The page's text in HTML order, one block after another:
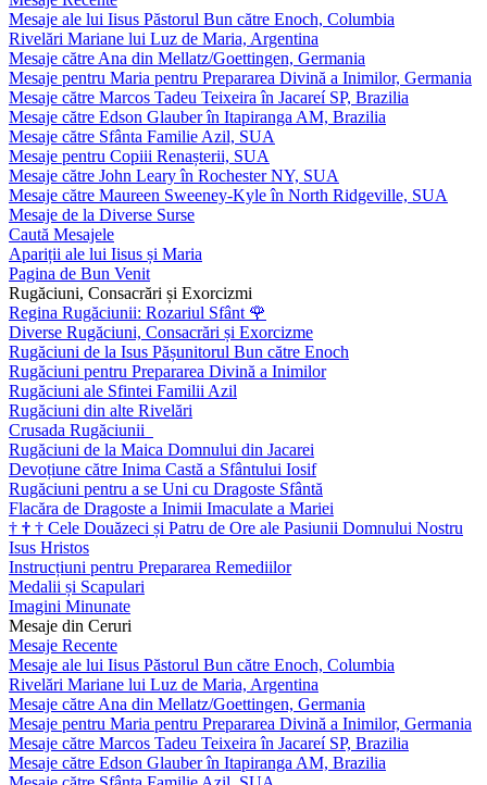
Mesaje ale lui Iisus Păstorul Bun către Enoch, Columbia
Rivelări Mariane lui Luz de Maria, Argentina
Mesaje către Ana din Mellatz/Goettingen, Germania
Mesaje pentru Maria pentru Prepararea Divină a Inimilor, Germania
Mesaje către Marcos Tadeu Teixeira în Jacareí SP, Brazilia
Mesaje către Edson Glauber în Itapiranga AM, Brazilia
Mesaje către Sfânta Familie Azil, SUA
Mesaje pentru Copiii Renașterii, SUA
Mesaje către John Leary în Rochester NY, SUA
Mesaje către Maureen Sweeney-Kyle în North Ridgeville, SUA
Mesaje de la Diverse Surse
Caută Mesajele
Apariții ale lui Iisus și Maria
Pagina de Bun Venit
Rugăciuni, Consacrări și Exorcizmi
Regina Rugăciunii: Rozariul Sfânt 🌹
Diverse Rugăciuni, Consacrări și Exorcizme
Rugăciuni de la Isus Pășunitorul Bun către Enoch
Rugăciuni pentru Prepararea Divină a Inimilor
Rugăciuni ale Sfintei Familii Azil
Rugăciuni din alte Rivelări
Crusada Rugăciunii
Rugăciuni de la Maica Domnului din Jacarei
Devoțiune către Inima Castă a Sfântului Iosif
Rugăciuni pentru a se Uni cu Dragoste Sfântă
Flacăra de Dragoste a Inimii Imaculate a Mariei
† † † Cele Douăzeci și Patru de Ore ale Pasiunii Domnului Nostru
Isus Hristos
Instrucțiuni pentru Prepararea Remediilor
Medalii și Scapulari
Imagini Minunate
Mesaje din Ceruri
Mesaje Recente
Mesaje ale lui Iisus Păstorul Bun către Enoch, Columbia
Rivelări Mariane lui Luz de Maria, Argentina
Mesaje către Ana din Mellatz/Goettingen, Germania
Mesaje pentru Maria pentru Prepararea Divină a Inimilor, Germania
Mesaje către Marcos Tadeu Teixeira în Jacareí SP, Brazilia
Mesaje către Edson Glauber în Itapiranga AM, Brazilia